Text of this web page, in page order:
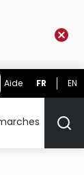
Aide FR EN